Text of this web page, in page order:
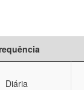
Diária